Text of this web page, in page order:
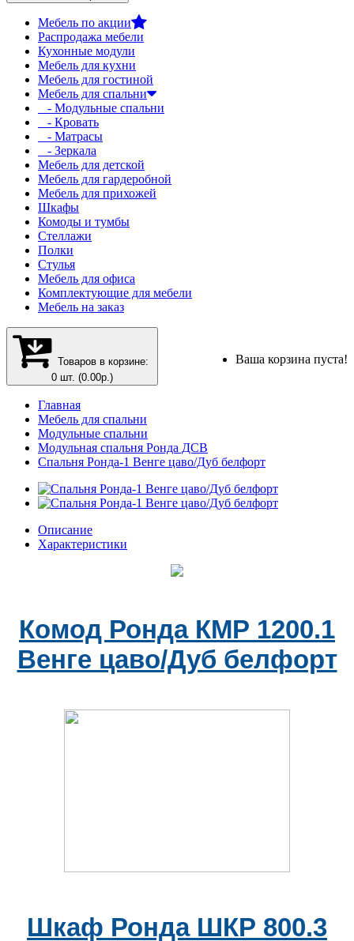
Мебель по акции
Распродажа мебели
Кухонные модули
Мебель для кухни
Мебель для гостиной
Мебель для спальни
- Модульные спальни
- Кровать
- Матрасы
- Зеркала
Мебель для детской
Мебель для гардеробной
Мебель для прихожей
Шкафы
Комоды и тумбы
Стеллажи
Полки
Стулья
Мебель для офиса
Комплектующие для мебели
Мебель на заказ
Товаров в корзине:
0 шт. (0.00р.)
Ваша корзина пуста!
Главная
Мебель для спальни
Модульные спальни
Модульная спальня Ронда ДСВ
Спальня Ронда-1 Венге цаво/Дуб белфорт
Описание
Характеристики
Комод Ронда КМР 1200.1
Венге цаво/Дуб белфорт
Шкаф Ронда ШКР 800.3